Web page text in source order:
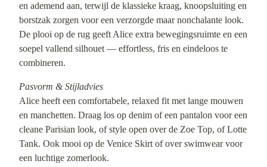
en ademend aan, terwijl de klassieke kraag, knoopsluiting en
borstzak zorgen voor een verzorgde maar nonchalante look.
De plooi op de rug geeft Alice extra bewegingsruimte en een
soepel vallend silhouet — effortless, fris en eindeloos te
combineren.
Pasvorm & Stijladvies
Alice heeft een comfortabele, relaxed fit met lange mouwen
en manchetten. Draag los op denim of een pantalon voor een
cleane Parisian look, of style open over de Zoe Top, of Lotte
Tank. Ook mooi op de Venice Skirt of over swimwear voor
een luchtige zomerlook.